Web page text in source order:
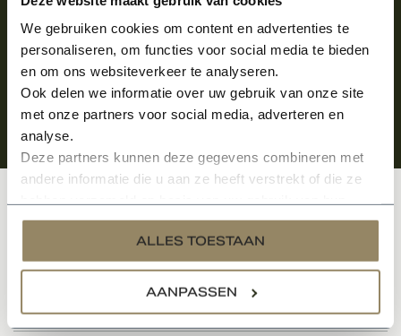
We gebruiken cookies om content en advertenties te
personaliseren, om functies voor social media te bieden
en om ons websiteverkeer te analyseren.
Ook delen we informatie over uw gebruik van onze site
met onze partners voor social media, adverteren en
analyse.
Deze partners kunnen deze gegevens combineren met
andere informatie die u aan ze heeft verstrekt of die ze
services.
ALLES TOESTAAN
AANPASSEN
Klantenservice